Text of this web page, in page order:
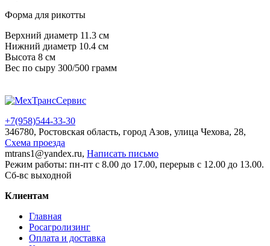
Форма для рикотты
Верхний диаметр 11.3 см
Нижний диаметр 10.4 см
Высота 8 см
Вес по сыру 300/500 грамм
+7(958)544-33-30
346780, Ростовская область, город Азов, улица Чехова, 28,
Схема проезда
mtrans1@yandex.ru, Написать письмо
Режим работы: пн-пт с 8.00 до 17.00, перерыв с 12.00 до 13.00.
Сб-вс выходной
Клиентам
Главная
Росагролизинг
Оплата и доставка